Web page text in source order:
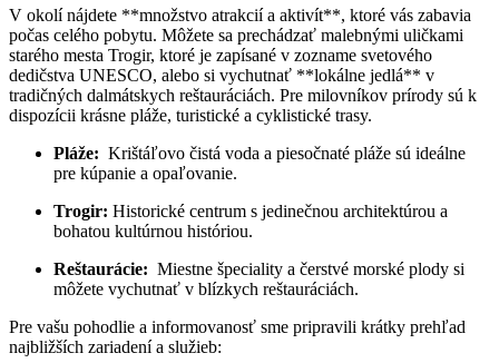
V okolí nájdete **množstvo atrakcií a aktivít**, ktoré vás zabavia
počas ‌celého pobytu. ⁤Môžete sa prechádzať⁣ malebnými uličkami
starého mesta ‌Trogir, ‍ktoré je zapísané⁣ v ⁣zozname⁢ svetového
dedičstva UNESCO,⁢ alebo si vychutnať **lokálne ⁤jedlá** v
tradičných dalmátskych‌ reštauráciách. Pre milovníkov prírody sú k
dispozícii krásne pláže, turistické a cyklistické trasy.
Pláže: ⁤ Krištáľovo čistá voda ​a piesočnaté pláže ​sú ideálne
pre kúpanie a ⁤opaľovanie.
Trogir: Historické centrum​ s​ jedinečnou architektúrou a‍
bohatou kultúrnou históriou.
Reštaurácie: ⁣ Miestne špeciality a čerstvé morské plody si
môžete vychutnať v blízkych reštauráciách.
Pre vašu pohodlie a ‍informovanosť sme pripravili krátky prehľad
najbližších zariadení a služieb: